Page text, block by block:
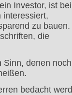
Investor, ist
interessiert,
zu bauen.
die
Sinn, denen noch
bedacht